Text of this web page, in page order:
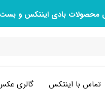
محصولات بادی اینتکس و
تماس با اینتکس گالری